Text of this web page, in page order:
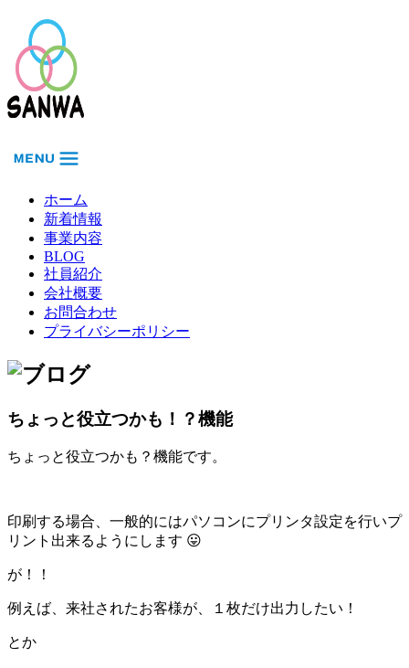
ホーム
新着情報
事業内容
BLOG
社員紹介
会社概要
お問合わせ
プライバシーポリシー
ちょっと役立つかも！？機能
ちょっと役立つかも？機能です。
印刷する場合、一般的にはパソコンにプリンタ設定を行いプ
リント出来るようにします 😛
が！！
例えば、来社されたお客様が、１枚だけ出力したい！
とか